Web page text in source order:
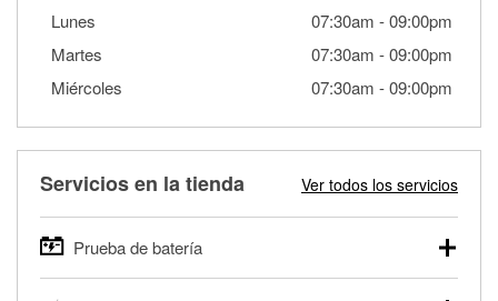
Lunes
07:30am -09:00pm
Martes
07:30am -09:00pm
Miércoles
07:30am -09:00pm
Servicios en la tienda Ver todos los servicios
Prueba de batería